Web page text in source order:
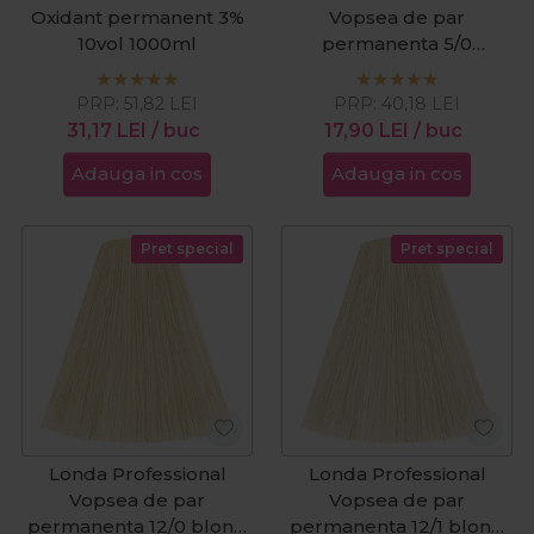
Oxidant permanent 3%
10vol 1000ml
31,17 LEI / buc
PRP: 51,82 LEI
Adauga in cos
Vopsea de par
permanenta 5/0
castaniu deschis 60ml
17,90 LEI / buc
PRP: 40,18 LEI
Adauga in cos
Pret special
Londa Professional
Vopsea de par
permanenta 12/0 blond
Pret special
Londa Professional
Vopsea de par
permanenta 12/1 blond